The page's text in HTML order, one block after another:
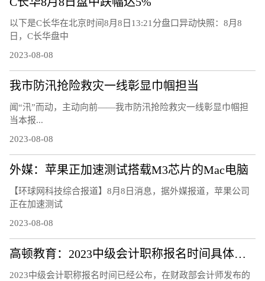
以下是C长华在北京时间8月8日13:21分盘口异动快照：8月8
日，C长华盘中
2023-08-08
我市防汛抢险救灾一线彰显巾帼担当
闻“汛”而动，主动向前——我市防汛抢险救灾一线彰显巾帼担
当本报...
2023-08-08
外媒：苹果正加速测试搭载M3芯片的Mac电脑
【环球网科技综合报道】8月8日消息，据外媒报道，苹果公司
正在加速测试
2023-08-08
高顿教育：2023中级会计职称报名时间具体安排
2023中级会计职称报名时间已经公布，在财政部会计师发布的